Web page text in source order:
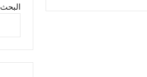
البحث